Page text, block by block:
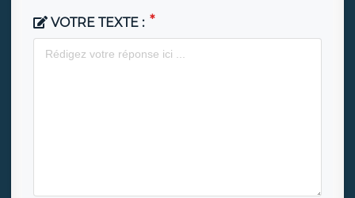
VOTRE TEXTE :